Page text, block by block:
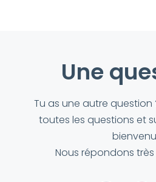
Une
Tu as une autre question
toutes les questions et
Nous répondons